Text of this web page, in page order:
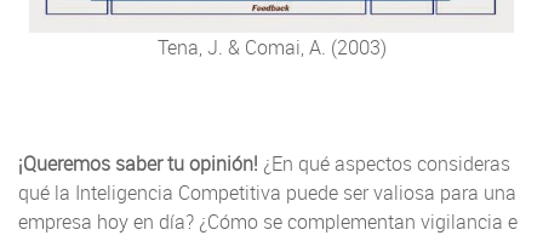
Tena, J. & Comai, A. (2003)
¡Queremos saber tu opinión! ¿En qué aspectos consideras
qué la Inteligencia Competitiva puede ser valiosa para una
empresa hoy en día? ¿Cómo se complementan vigilancia e